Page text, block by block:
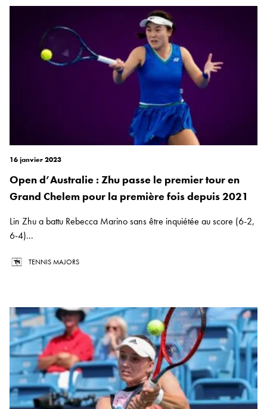
16 janvier 2023
Open d’Australie : Zhu passe le premier tour en
Grand Chelem pour la première fois depuis 2021
Lin Zhu a battu Rebecca Marino sans être inquiétée au score (6-2,
6-4)...
TENNIS MAJORS